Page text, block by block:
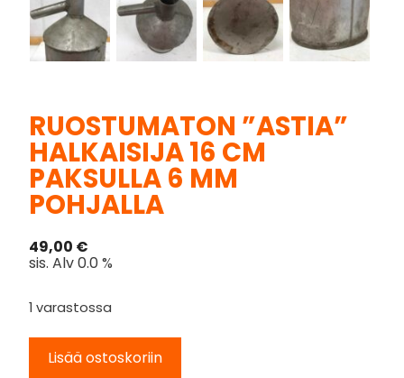
RUOSTUMATON ”ASTIA”
HALKAISIJA 16 CM
PAKSULLA 6 MM
POHJALLA
49,00 €
sis. Alv 0.0 %
1 varastossa
Lisää ostoskoriin